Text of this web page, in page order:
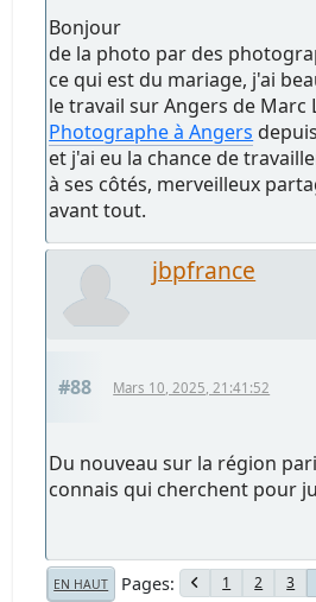
Bonjour
de la photo par des
ce qui est du mariage, j'ai
le travail sur Angers de Marc
Photographe à Angers
et j'ai eu la chance de
à ses côtés, merveilleux
avant tout.
jbpfrance
#88 Mars 10, 2025, 21:41:52
Du nouveau sur la région
connais qui cherchent pour
EN HAUT Pages 1 2 3